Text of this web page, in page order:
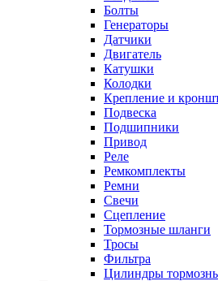
Болты
Генераторы
Датчики
Двигатель
Катушки
Колодки
Крепление и
Подвеска
Подшипники
Привод
Реле
Ремкомплекты
Ремни
Свечи
Сцепление
Тормозные шланги
Тросы
Фильтра
Цилиндры